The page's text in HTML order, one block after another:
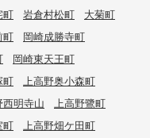
町 岩倉村松町
大菊町
町
岡崎成勝寺町
岡崎東天王町
町
上高野奥小森町
西明寺山
上高野鷺町
町
上高野畑ケ田町